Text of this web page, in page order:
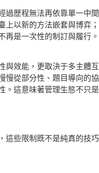
歷程無法再依靠單一中
上以新的方法嵌套與博弈
再是一次性的制訂與履行
與效能，更取決于多主體
慢從部分性、題目導向的
。這意味著管理生態不只
這些限制既不是純真的技